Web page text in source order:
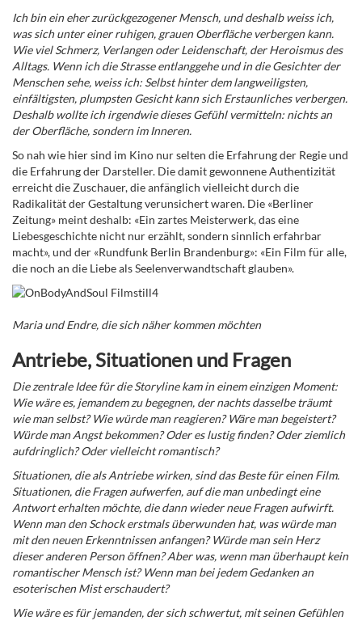
Ich bin ein eher zurückgezogener Mensch, und deshalb weiss ich,
was sich unter einer ruhigen, grauen Oberfläche verbergen kann.
Wie viel Schmerz, Verlangen oder Leidenschaft, der Heroismus des
Alltags. Wenn ich die Strasse entlanggehe und in die Gesichter der
Menschen sehe, weiss ich: Selbst hinter dem langweiligsten,
einfältigsten, plumpsten Gesicht kann sich Erstaunliches verbergen.
Deshalb wollte ich irgendwie dieses Gefühl vermitteln: nichts an
der Oberfläche, sondern im Inneren.
So nah wie hier sind im Kino nur selten die Erfahrung der Regie und
die Erfahrung der Darsteller. Die damit gewonnene Authentizität
erreicht die Zuschauer, die anfänglich vielleicht durch die
Radikalität der Gestaltungverunsichert waren. Die «Berliner
Zeitung» meint deshalb: «Ein zartes Meisterwerk, das eine
Liebesgeschichte nicht nur erzählt, sondern sinnlich erfahrbar
macht», und der «Rundfunk Berlin Brandenburg»: «Ein Film für alle,
die noch an die Liebe als Seelenverwandtschaft glauben».
Maria und Endre, die sich näher kommen möchten
Antriebe, Situationen und Fragen
Die zentrale Idee für die Storyline kam in einem einzigen Moment:
Wie wäre es, jemandem zu begegnen, der nachts dasselbe träumt
wie man selbst? Wie würde man reagieren? Wäre man begeistert?
Würde man Angst bekommen? Oder es lustig finden? Oder ziemlich
aufdringlich? Oder vielleicht romantisch?
Situationen, die als Antriebe wirken, sind das Beste für einen Film.
Situationen, die Fragen aufwerfen, auf die man unbedingt eine
Antwort erhalten möchte, die dann wieder neue Fragen aufwirft.
Wenn man den Schock erstmals überwunden hat, was würde man
mit den neuen Erkenntnissen anfangen? Würde man sein Herz
dieser anderen Person öffnen? Aber was, wenn man überhaupt kein
romantischer Mensch ist? Wenn man bei jedem Gedanken an
esoterischen Mist erschaudert?
Wie wäre es für jemanden, der sich schwertut, mit seinen Gefühlen